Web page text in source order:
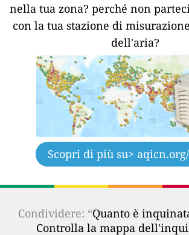
nella tua zona? perché non
con la tua stazione di
dell'aria?
Scopri di più su>
Condividere: “Quanto è
Controlla la mappa